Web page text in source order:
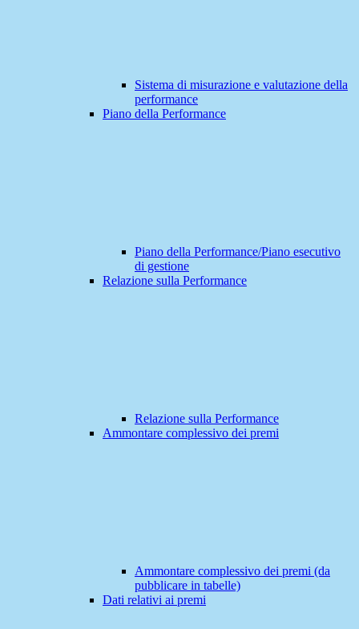
Sistema di misurazione e valutazione della
performance
Piano della Performance
Piano della Performance/Piano esecutivo
di gestione
Relazione sulla Performance
Relazione sulla Performance
Ammontare complessivo dei premi
Ammontare complessivo dei premi (da
pubblicare in tabelle)
Dati relativi ai premi